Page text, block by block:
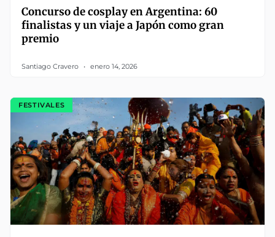
Concurso de cosplay en Argentina: 60
finalistas y un viaje a Japón como gran
premio
Santiago Cravero enero 14, 2026
FESTIVALES